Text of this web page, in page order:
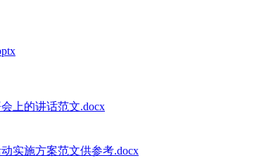
上的讲话范文.docx
实施方案范文供参考.docx